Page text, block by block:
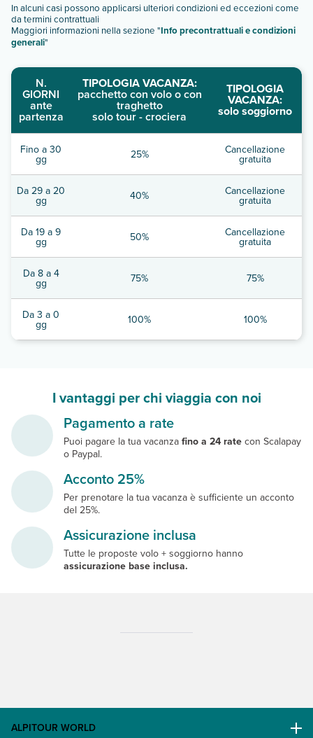
In alcuni casi possono applicarsi ulteriori condizioni ed eccezioni come
da termini contrattuali
Maggiori informazioni nella sezione "Info precontrattuali e condizioni
generali"
N.
GIORNI
ante
partenza
TIPOLOGIA VACANZA:
pacchetto con volo o con
traghetto
solo tour - crociera
TIPOLOGIA
VACANZA:
solo soggiorno
Fino a 30
gg 25% Cancellazione
gratuita
Da 29 a 20
gg 40% Cancellazione
gratuita
Da 19 a 9
gg 50% Cancellazione
gratuita
Da 8 a 4
gg 75% 75%
Da 3 a 0
gg 100% 100%
I vantaggi per chi viaggia con noi
Pagamento a rate
Puoi pagare la tua vacanza fino a 24 rate con Scalapay
o Paypal.
Acconto 25%
Per prenotare la tua vacanza è sufficiente un acconto
del 25%.
Assicurazione inclusa
Tutte le proposte volo + soggiorno hanno
assicurazione base inclusa.
ALPITOUR WORLD